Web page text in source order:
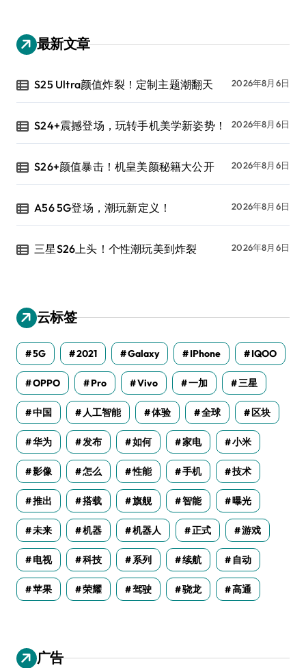
最新文章
S25 Ultra颜值炸裂！定制主题潮翻天 2026年8月6日
S24+震撼登场，玩转手机美学新姿势！ 2026年8月6日
S26+颜值暴击！机皇美颜秘籍大公开 2026年8月6日
A56 5G登场，潮玩新定义！ 2026年8月6日
三星S26上头！个性潮玩美到炸裂 2026年8月6日
云标签
5G 2021 Galaxy IPhone IQOO
OPPO Pro Vivo 一加 三星
中国 人工智能 体验 全球 区块
华为 发布 如何 家电 小米
影像 怎么 性能 手机 技术
推出 搭载 旗舰 智能 曝光
未来 机器 机器人 正式 游戏
电视 科技 系列 续航 自动
苹果 荣耀 驾驶 骁龙 高通
广告